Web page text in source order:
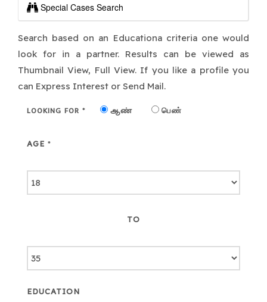
Special Cases Search
Search based on an Educationa criteria one would
look for in a partner. Results can be viewed as
Thumbnail View, Full View. If you like a profile you
can Express Interest or Send Mail.
LOOKING FOR * ஆண் பெண்
AGE *
TO
EDUCATION